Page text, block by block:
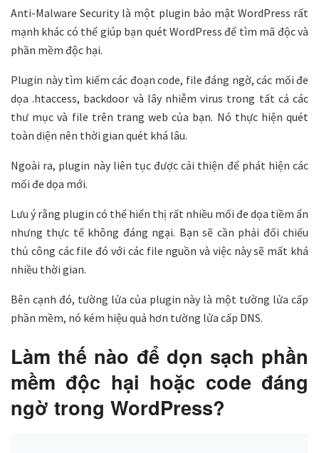
Anti-Malware Security là một plugin bảo mật WordPress rất
mạnh khác có thể giúp bạn quét WordPress để tìm mã độc và
phần mềm độc hại.
Plugin này tìm kiếm các đoạn code, file đáng ngờ, các mối đe
dọa .htaccess, backdoor và lây nhiễm virus trong tất cả các
thư mục và file trên trang web của bạn. Nó thực hiện quét
toàn diện nên thời gian quét khá lâu.
Ngoài ra, plugin này liên tục được cải thiện để phát hiện các
mối đe dọa mới.
Lưu ý rằng plugin có thể hiển thị rất nhiều mối đe dọa tiềm ẩn
nhưng thực tế không đáng ngại. Bạn sẽ cần phải đối chiếu
thủ công các file đó với các file nguồn và việc này sẽ mất khá
nhiều thời gian.
Bên cạnh đó, tường lửa của plugin này là một tường lửa cấp
phần mềm, nó kém hiệu quả hơn tường lửa cấp DNS.
Làm thế nào để dọn sạch phần
mềm độc hại hoặc code đáng
ngờ trong WordPress?